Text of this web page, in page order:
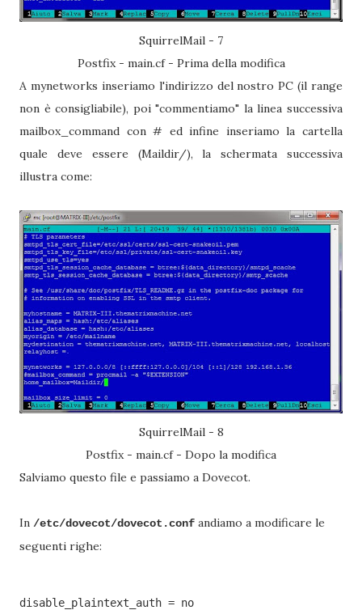
SquirrelMail - 7
Postfix - main.cf - Prima della modifica
A mynetworks inseriamo l'indirizzo del nostro PC (il range
non è consigliabile), poi "commentiamo" la linea successiva
mailbox_command con # ed infine inseriamo la cartella
quale deve essere (Maildir/), la schermata successiva
illustra come:
SquirrelMail - 8
Postfix - main.cf - Dopo la modifica
Salviamo questo file e passiamo a Dovecot.
In /etc/dovecot/dovecot.conf andiamo a modificare le
seguenti righe:
disable_plaintext_auth = no